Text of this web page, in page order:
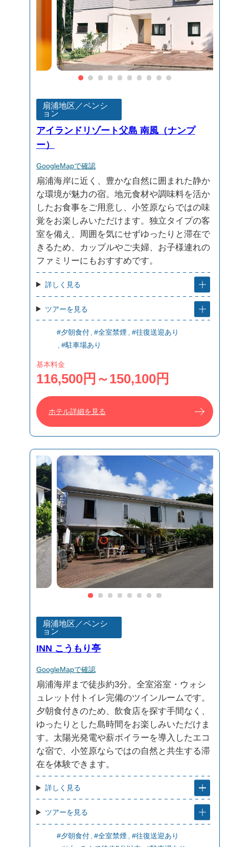
扇浦地区／ペンシ
ョン
アイランドリゾート父島 南風（ナンプ
ー）
GoogleMapで確認
扇浦海岸に近く、豊かな自然に囲まれた静か
な環境が魅力の宿。地元食材や調味料を活か
したお食事をご用意し、小笠原ならではの味
覚をお楽しみいただけます。独立タイプの客
室を備え、周囲を気にせずゆったりと滞在で
きるため、カップルやご夫婦、お子様連れの
ファミリーにもおすすめです。
詳しく見る
ツアーを見る
#夕朝食付 #全室禁煙
#往復送迎あり
#駐車場あり
基本料金
116,500円～150,100円
ホテル詳細を見る
扇浦地区／ペンシ
ョン
INN こうもり亭
GoogleMapで確認
扇浦海岸まで徒歩約3分。全室浴室・ウォシ
ュレット付トイレ完備のツインルームです。
夕朝食付きのため、飲食店を探す手間なく、
ゆったりとした島時間をお楽しみいただけま
す。太陽光発電や薪ボイラーを導入したエコ
な宿で、小笠原ならではの自然と共生する滞
在を体験できます。
詳しく見る
ツアーを見る
#夕朝食付 #全室禁煙
#往復送迎あり